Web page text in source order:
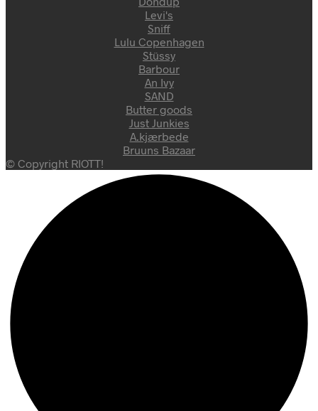
Levi's
Sniff
Lulu Copenhagen
Stüssy
Barbour
An Ivy
SAND
Butter goods
Just Junkies
A.kjærbede
Bruuns Bazaar
© Copyright RIOTT!